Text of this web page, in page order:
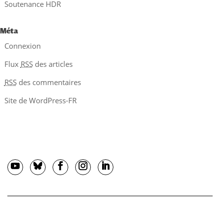
Soutenance HDR
Méta
Connexion
Flux RSSdes articles
RSSdes commentaires
Site de WordPress-FR